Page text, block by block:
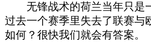
无锋战术的荷兰当年只是
过去一个赛季里失去了联赛与
如何？很快我们就会有答案。